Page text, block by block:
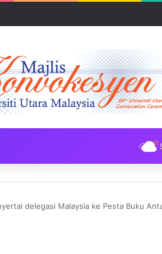
kepada PELAJAR UUM
delegasi Malaysia ke Pesta Buku